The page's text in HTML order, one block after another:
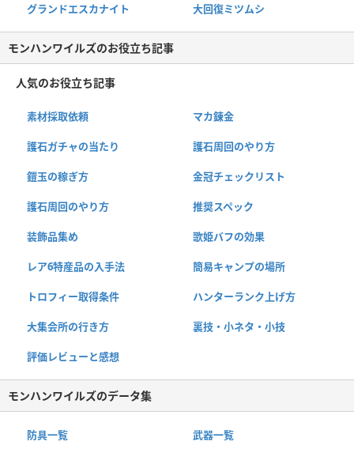
グランドエスカナイト 大回復ミツムシ
モンハンワイルズのお役立ち記事
人気のお役立ち記事
素材採取依頼 マカ錬金
護石ガチャの当たり 護石周回のやり方
鎧玉の稼ぎ方 金冠チェックリスト
護石周回のやり方 推奨スペック
装飾品集め 歌姫バフの効果
レア6特産品の入手法 簡易キャンプの場所
トロフィー取得条件 ハンターランク上げ方
大集会所の行き方 裏技・小ネタ・小技
評価レビューと感想
モンハンワイルズのデータ集
防具一覧 武器一覧